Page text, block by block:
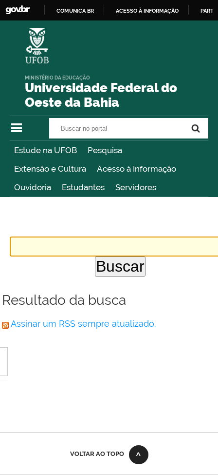
COMUNICA BR ACESSO À INFORMAÇÃO
Universidade Federal do
Oeste da Bahia
MINISTÉRIO DA EDUCAÇÃO
Estude na UFOB
Pesquisa
Extensão e Cultura
Acesso à Informação
Ouvidoria
Estudantes Servidores
Resultado da busca
Assinar um RSS sempre atualizado.
VOLTAR AO TOPO